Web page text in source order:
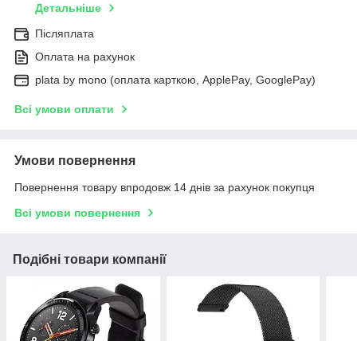
Детальніше
Післяплата
Оплата на рахунок
plata by mono (оплата карткою, ApplePay, GooglePay)
Всі умови оплати
Умови повернення
Повернення товару впродовж 14 днів за рахунок покупця
Всі умови повернення
Подібні товари компанії